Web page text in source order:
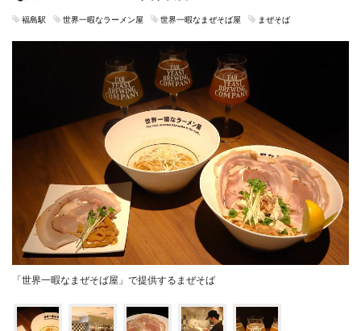
福島駅 世界一暇なラーメン屋 世界一暇なまぜそば屋 まぜそば
「世界一暇なまぜそば屋」で提供するまぜそば